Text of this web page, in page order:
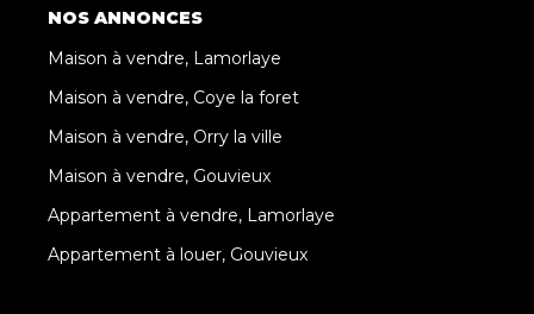
NOS ANNONCES
Maison à vendre, Lamorlaye
Maison à vendre, Coye la foret
Maison à vendre, Orry la ville
Maison à vendre, Gouvieux
Appartement à vendre, Lamorlaye
Appartement à louer, Gouvieux